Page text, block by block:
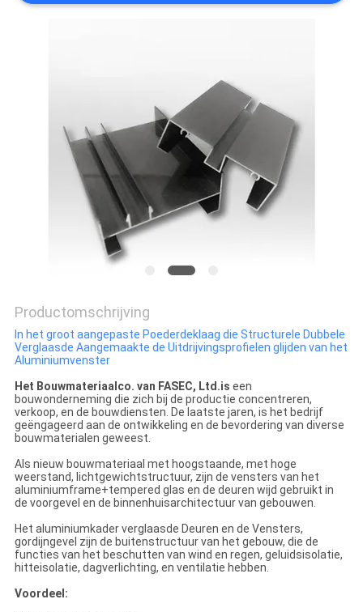
Productomschrijving
In het groot aangepaste Poederdeklaag die Structurele Dubbele
Verglaasde Aangemaakte de Uitdrijvingsprofielen glijden van het
Aluminiumvenster
Het Bouwmateriaalco. van FASEC, Ltd.is een
bouwonderneming die zich bij de productie concentreren,
verkoop, en de bouwdiensten. De laatste jaren, is het bedrijf
geëngageerd aan de ontwikkeling en de bevordering van diverse
bouwmaterialen geweest.
Als nieuw bouwmateriaal met hoogstaande, met hoge
weerstand, lichtgewichtstructuur, zijn de vensters van het
aluminiumframe+tempered glas en de deuren wijd gebruikt in
de voorgevel en de binnenhuisarchitectuur van gebouwen.
Het aluminiumkader verglaasde Deuren en de Vensters,
gordijngevel zijn de buitenstructuur van het gebouw, die de
functies van het beschutten van wind en regen, geluidsisolatie,
hitteisolatie, dagverlichting, en ventilatie hebben.
Voordeel: